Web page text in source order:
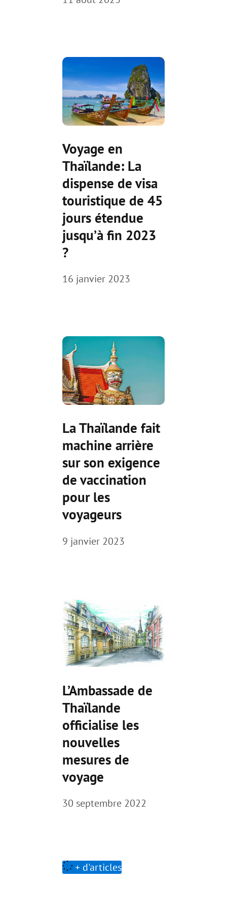
Voyage en
Thaïlande: La
dispense de visa
touristique de 45
jours étendue
jusqu’à fin 2023
?
16 janvier 2023
La Thaïlande fait
machine arrière
sur son exigence
de vaccination
pour les
voyageurs
9 janvier 2023
L’Ambassade de
Thaïlande
officialise les
nouvelles
mesures de
voyage
30 septembre 2022
+ d'articles